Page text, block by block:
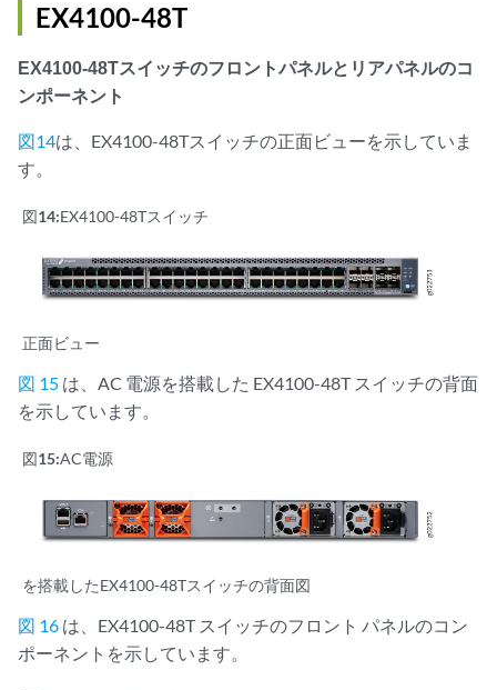
EX4100-48T
EX4100-48Tスイッチのフロントパネルとリアパネルのコ
ンポーネント
図14は、EX4100-48Tスイッチの正面ビューを示していま
す。
図14:EX4100-48Tスイッチ
正面ビュー
図 15 は、AC 電源を搭載した EX4100-48T スイッチの背面
を示しています。
図15:AC電源
を搭載したEX4100-48Tスイッチの背面図
図 16 は、EX4100-48T スイッチのフロント パネルのコン
ポーネントを示しています。